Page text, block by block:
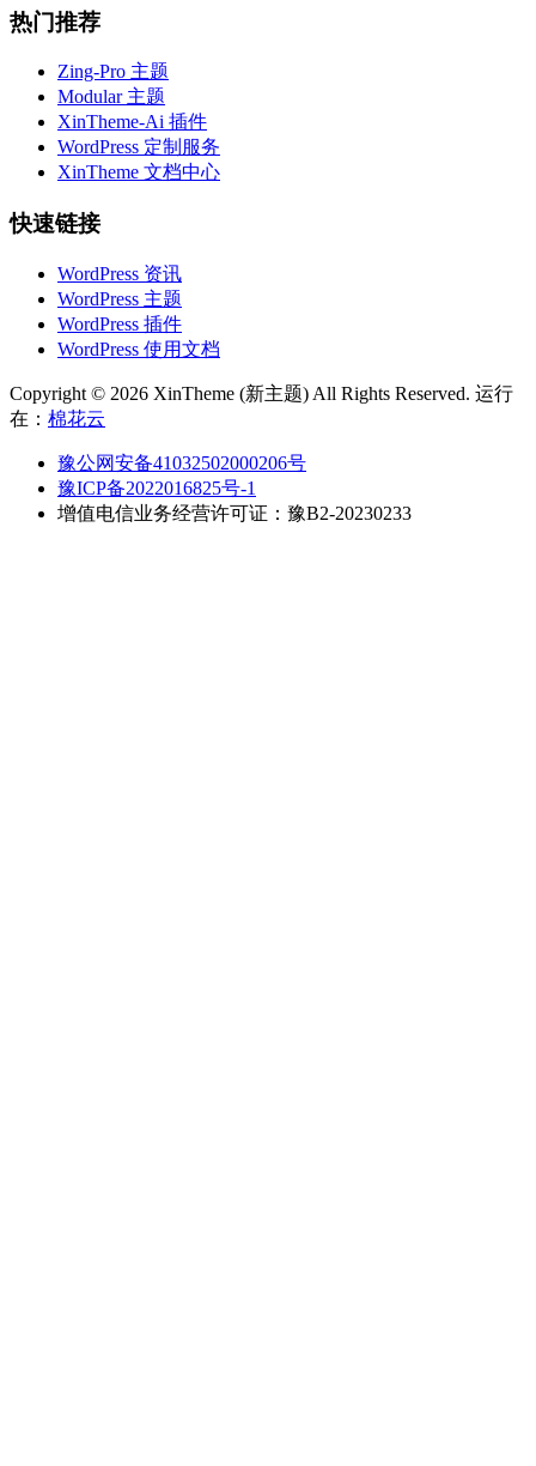
热门推荐
Zing-Pro 主题
Modular 主题
XinTheme-Ai 插件
WordPress 定制服务
XinTheme 文档中心
快速链接
WordPress 资讯
WordPress 主题
WordPress 插件
WordPress 使用文档
Copyright © 2026 XinTheme (新主题) All Rights Reserved. 运行
在： 棉花云
豫公网安备41032502000206号
豫ICP备2022016825号-1
增值电信业务经营许可证：豫B2-20230233